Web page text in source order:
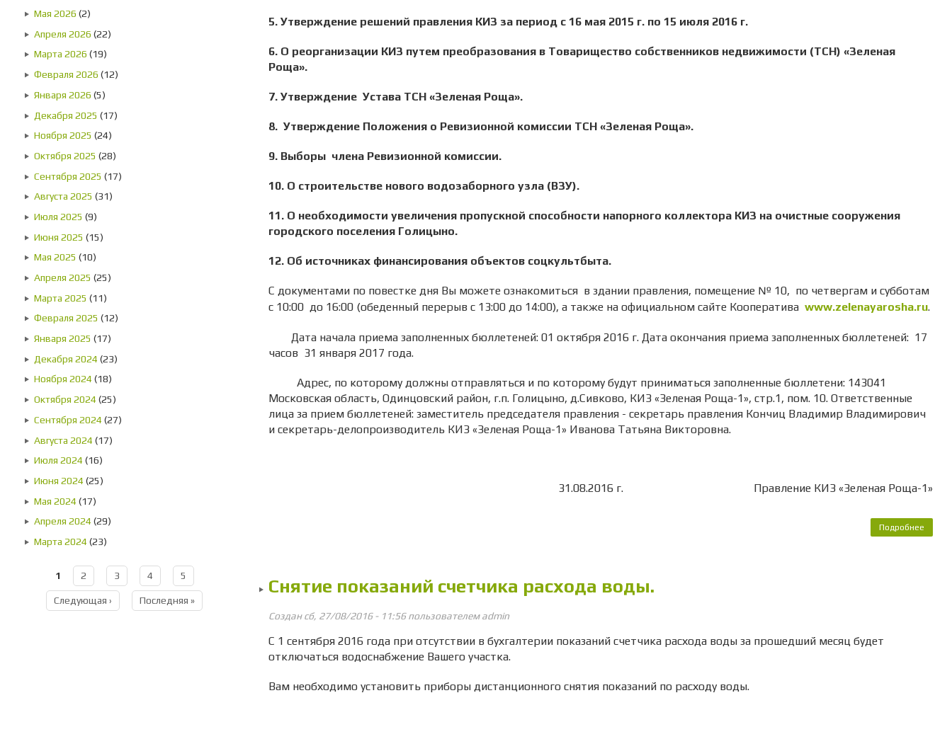
Мая 2026 (2)
Апреля 2026 (22)
Марта 2026 (19)
Февраля 2026 (12)
Января 2026 (5)
Декабря 2025 (17)
Ноября 2025 (24)
Октября 2025 (28)
Сентября 2025 (17)
Августа 2025 (31)
Июля 2025 (9)
Июня 2025 (15)
Мая 2025 (10)
Апреля 2025 (25)
Марта 2025 (11)
Февраля 2025 (12)
Января 2025 (17)
Декабря 2024 (23)
Ноября 2024 (18)
Октября 2024 (25)
Сентября 2024 (27)
Августа 2024 (17)
Июля 2024 (16)
Июня 2024 (25)
Мая 2024 (17)
Апреля 2024 (29)
Марта 2024 (23)
Страницы
1 2 3 4 5
Следующая › Последняя »
5. Утверждение решений правления КИЗ за период с 16 мая 2015 г. по 15 июля 2016 г.
6. О реорганизации КИЗ путем преобразования в Товарищество собственников недвижимости (ТСН) «Зеленая
Роща».
7. Утверждение Устава ТСН «Зеленая Роща».
8. Утверждение Положения о Ревизионной комиссии ТСН «Зеленая Роща».
9. Выборы члена Ревизионной комиссии.
10. О строительстве нового водозаборного узла (ВЗУ).
11. О необходимости увеличения пропускной способности напорного коллектора КИЗ на очистные сооружения
городского поселения Голицыно.
12. Об источниках финансирования объектов соцкультбыта.
С документами по повестке дня Вы можете ознакомиться в здании правления, помещение № 10, по четвергам и субботам
с 10:00 до 16:00 (обеденный перерыв с 13:00 до 14:00), а также на официальном сайте Кооператива www.zelenayarosha.ru.
Дата начала приема заполненных бюллетеней: 01 октября 2016 г. Дата окончания приема заполненных бюллетеней: 17
часов 31 января 2017 года.
Адрес, по которому должны отправляться и по которому будут приниматься заполненные бюллетени: 143041
Московская область, Одинцовский район, г.п. Голицыно, д.Сивково, КИЗ «Зеленая Роща-1», стр.1, пом. 10. Ответственные
лица за прием бюллетеней: заместитель председателя правления - секретарь правления Кончиц Владимир Владимирович
и секретарь-делопроизводитель КИЗ «Зеленая Роща-1» Иванова Татьяна Викторовна.
31.08.2016 г. Правление КИЗ «Зеленая Роща-1»
Подробнее
Снятие показаний счетчика расхода воды.
Создан сб, 27/08/2016 - 11:56 пользователемadmin
С 1 сентября 2016 года при отсутствии в бухгалтерии показаний счетчика расхода воды за прошедший месяц будет
отключаться водоснабжение Вашего участка.
Вам необходимо установить приборы дистанционного снятия показаний по расходу воды.